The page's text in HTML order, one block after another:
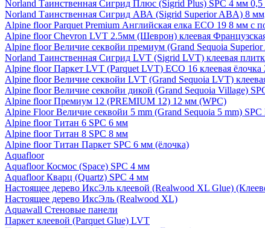
Norland Таинственная Сигрид Плюс (Sigrid Plus) SPC 4 мм
Norland Таинственная Сигрид АВА (Sigrid Superior ABA) 8
Alpine floor Parquet Premium Английская елка ECO 19 8 мм с
Alpine floor Chevron LVT 2.5мм (Шеврон) клеевая
Alpine floor Величие секвойи премиум (Grand Sequoia
Norland Таинственная Сигрид LVT (Sigrid LVT) клеевая
Alpine floor Паркет LVT (Parquet LVT) ECO 16 клеевая ёлочка
Alpine floor Величие секвойи LVT (Grand Sequoia LVT)
Alpine floor Величие секвойи дикой (Grand Sequoia Village)
Alpine floor Премиум 12 (PREMIUM 12) 12 мм (WPC)
Alpine Floor Величие секвойи 5 mm (Grand Sequoia 5 mm)
Alpine floor Титан 6 SPC 6 мм
Alpine floor Титан 8 SPC 8 мм
Alpine floor Титан Паркет SPC 6 мм (ёлочка)
Aquafloor
Aquafloor Космос (Space) SPC 4 мм
Aquafloor Кварц (Quartz) SPC 4 мм
Настоящее дерево ИксЭль клеевой (Realwood XL Glue)
Настоящее дерево ИксЭль (Realwood XL)
Aquawall Стеновые панели
Паркет клеевой (Parquet Glue) LVT